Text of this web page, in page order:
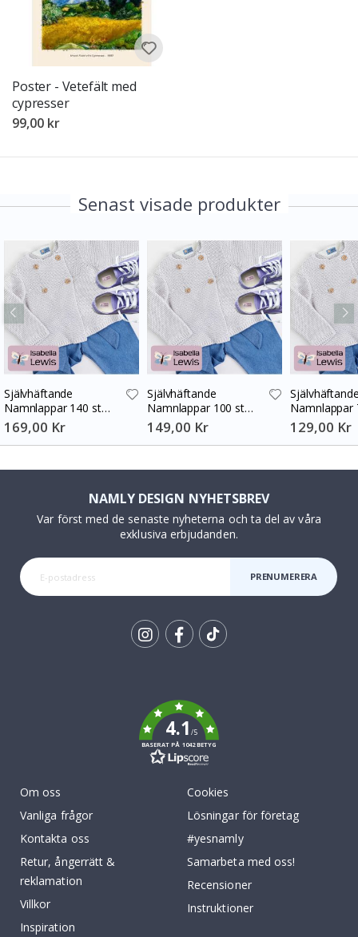
Poster - Vetefält med
cypresser
99,00 kr
Senast visade produkter
Självhäftande
Namnlappar 140 st
30x13 mm
169,00 Kr
Självhäftande
Namnlappar 100 st
30x13 mm
149,00 Kr
Namnlappar
30x13 mm
129,00 Kr
NAMLY DESIGN NYHETSBREV
Var först med de senaste nyheterna och ta del av våra
exklusiva erbjudanden.
PRENUMERERA
4.1/5
BASERAT PÅ 1042 BETYG
Om oss
Vanliga frågor
Kontakta oss
Retur, ångerrätt &
reklamation
Villkor
Inspiration
Cookies
Lösningar för företag
#yesnamly
Samarbeta med oss!
Recensioner
Instruktioner